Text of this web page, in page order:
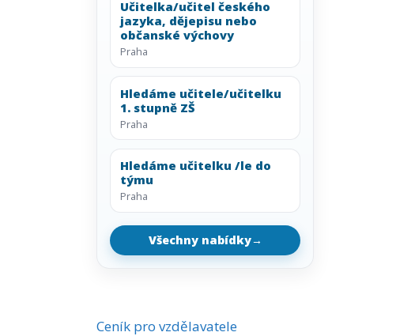
Učitelka/učitel českého
jazyka, dějepisu nebo
občanské výchovy
Praha
Hledáme učitele/učitelku
1. stupně ZŠ
Praha
Hledáme učitelku /le do
týmu
Praha
Všechny nabídky→
Ceník pro vzdělavatele